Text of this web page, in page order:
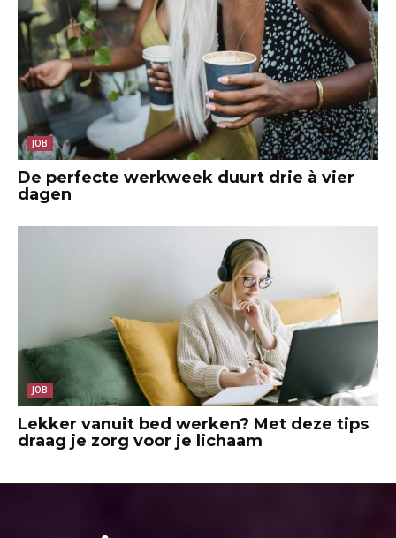
JOB
De perfecte werkweek duurt drie à vier
dagen
JOB
Lekker vanuit bed werken? Met deze tips
draag je zorg voor je lichaam